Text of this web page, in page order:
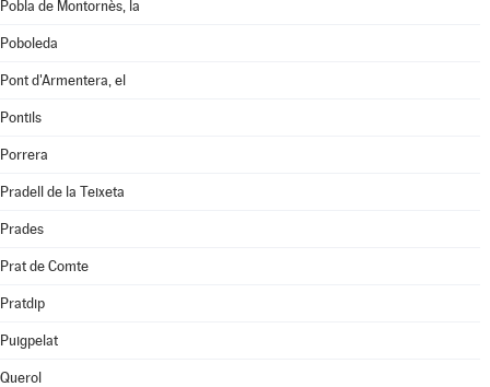
Pobla de Montornès, la
Poboleda
Pont d'Armentera, el
Pontils
Porrera
Pradell de la Teixeta
Prades
Prat de Comte
Pratdip
Puigpelat
Querol